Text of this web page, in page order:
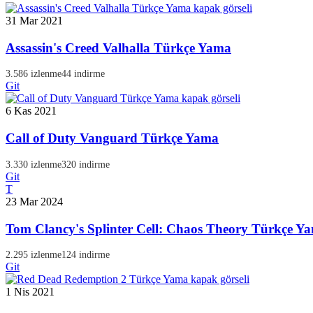
31 Mar 2021
Assassin's Creed Valhalla Türkçe Yama
3.586 izlenme44 indirme
Git
6 Kas 2021
Call of Duty Vanguard Türkçe Yama
3.330 izlenme320 indirme
Git
T
23 Mar 2024
Tom Clancy's Splinter Cell: Chaos Theory Türkçe
2.295 izlenme124 indirme
Git
1 Nis 2021